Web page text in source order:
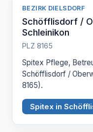
BEZIRK DIELSDORF
Schöfflisdorf /
Schleinikon
PLZ 8165
Spitex Pflege,
Schöfflisdorf /
8165).
Spitex in